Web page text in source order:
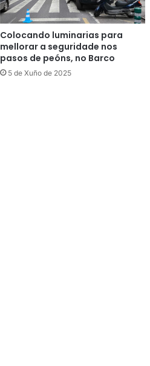
Colocando luminarias para
mellorar a seguridade nos
pasos de peóns, no Barco
5 de Xuño de 2025